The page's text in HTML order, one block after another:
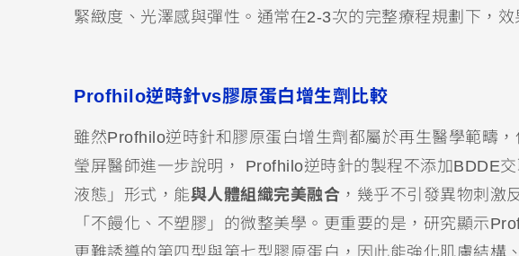
緊緻度、光澤感與彈性。通常在2-3次的完整療程規劃下，效
Profhilo逆時針vs膠原蛋白增生劑 比較
雖然Profhilo逆時針和膠原蛋白增生劑都屬於再生醫學範疇
瑩屏醫師進一步說明， Profhilo逆時針的製程不添加BDDE
液態」形式，能與人體組織完美融合 ，幾乎不引發異物刺激
「不饅化、不塑膠」的微整美學。更重要的是，研究顯示